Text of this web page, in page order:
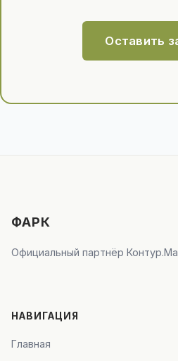
Оставить
ФАРК
Официальный партнёр
НАВИГАЦИЯ
Главная